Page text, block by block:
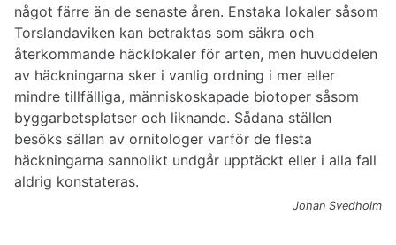
något färre än de senaste åren. Enstaka lokaler såsom
Torslandaviken kan betraktas som säkra och
återkommande häcklokaler för arten, men huvuddelen
av häckningarna sker i vanlig ordning i mer eller
mindre tillfälliga, människoskapade biotoper såsom
byggarbetsplatser och liknande. Sådana ställen
besöks sällan av ornitologer varför de flesta
häckningarna sannolikt undgår upptäckt eller i alla fall
aldrig konstateras.
Johan Svedholm